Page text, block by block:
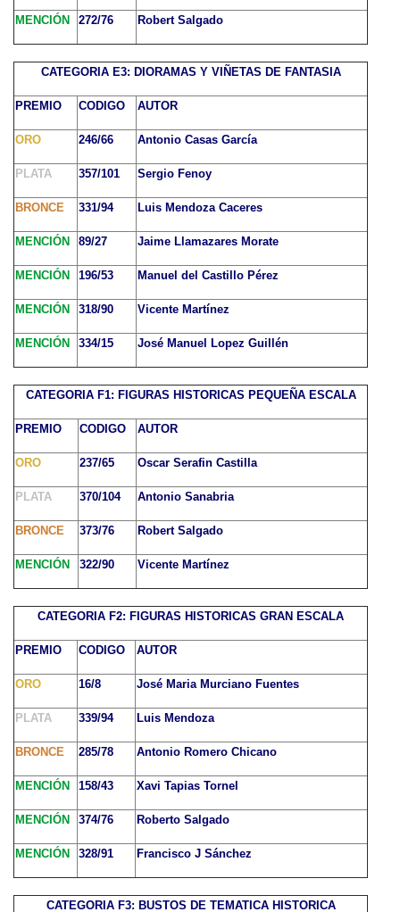
MENCIÓN 272/76 Robert Salgado
CATEGORIA E3: DIORAMAS Y VIÑETAS DE FANTASIA
PREMIO CODIGO AUTOR
ORO 246/66 Antonio Casas García
PLATA 357/101 Sergio Fenoy
BRONCE 331/94 Luis Mendoza Caceres
MENCIÓN 89/27 Jaime Llamazares Morate
MENCIÓN 196/53 Manuel del Castillo Pérez
MENCIÓN 318/90 Vicente Martínez
MENCIÓN 334/15 José Manuel Lopez Guillén
CATEGORIA F1: FIGURAS HISTORICAS PEQUEÑA ESCALA
PREMIO CODIGO AUTOR
ORO 237/65 Oscar Serafin Castilla
PLATA 370/104 Antonio Sanabria
BRONCE 373/76 Robert Salgado
MENCIÓN 322/90 Vicente Martínez
CATEGORIA F2: FIGURAS HISTORICAS GRAN ESCALA
PREMIO CODIGO AUTOR
ORO 16/8 José Maria Murciano Fuentes
PLATA 339/94 Luis Mendoza
BRONCE 285/78 Antonio Romero Chicano
MENCIÓN 158/43 Xavi Tapias Tornel
MENCIÓN 374/76 Roberto Salgado
MENCIÓN 328/91 Francisco J Sánchez
CATEGORIA F3: BUSTOS DE TEMATICA HISTORICA